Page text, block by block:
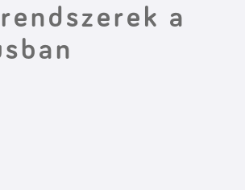
a